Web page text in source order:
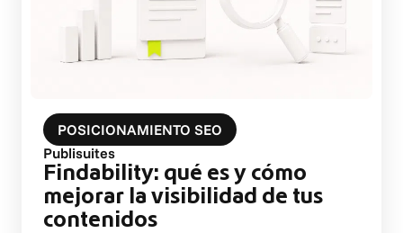
POSICIONAMIENTO SEO
Publisuites
Findability: qué es y cómo
mejorar la visibilidad de tus
contenidos